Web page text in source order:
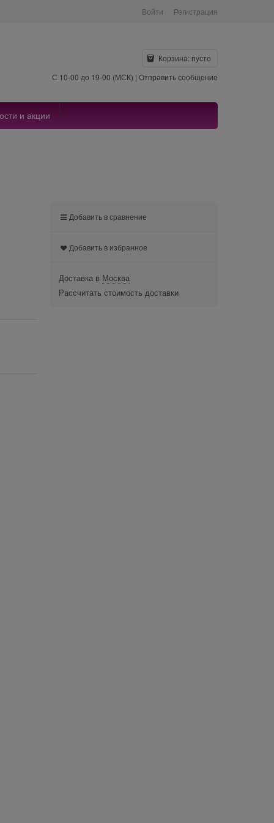
Войти Регистрация
Корзина: пусто
С 10-00 до 19-00 (МСК) | Отправить сообщение
и акции
Добавить в сравнение
Добавить в избранное
Доставка в Москва
Рассчитать стоимость доставки